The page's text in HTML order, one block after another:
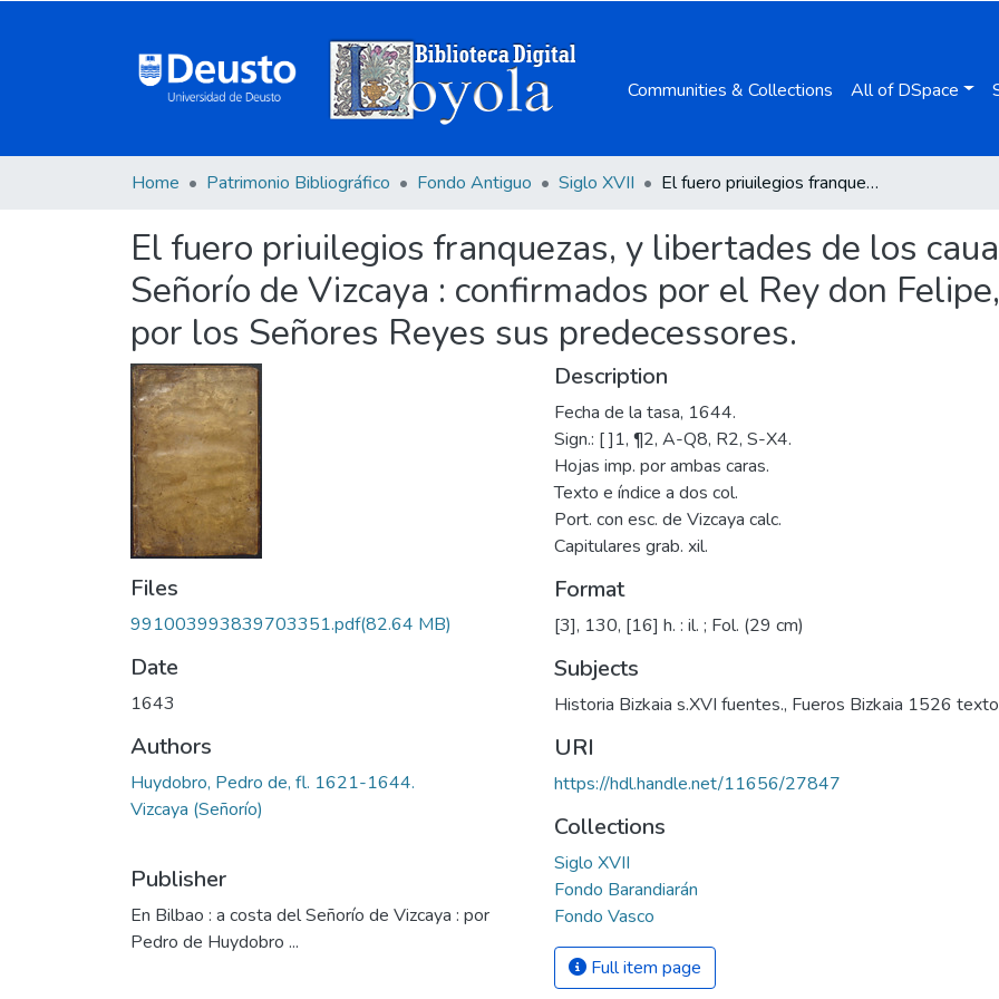
Communities & Collections All of DSpace
Home Patrimonio Bibliográfico Fondo Antiguo Siglo XVII El fuero priuilegios franquezas, y libertades de los caualleros hijos dalgo del Señorío de Vizcaya : confirmados por el Rey don Felipe, IIII, nuestro Señor y por los Señores Reyes sus predecessores.
El fuero priuilegios franquezas, y libertades de los
Señorío de Vizcaya : confirmados por el Rey don
por los Señores Reyes sus predecessores.
Files
991003993839703351.pdf(82.64 MB)
Date
1643
Authors
Huydobro, Pedro de, fl. 1621-1644.
Vizcaya (Señorío)
Publisher
En Bilbao : a costa del Señorío de Vizcaya : por
Pedro de Huydobro ...
Description
Fecha de la tasa, 1644.
Sign.: [ ]1, ¶2, A-Q8, R2, S-X4.
Hojas imp. por ambas caras.
Texto e índice a dos col.
Port. con esc. de Vizcaya calc.
Capitulares grab. xil.
Format
[3], 130, [16] h. : il. ; Fol. (29 cm)
Subjects
Historia Bizkaia s.XVI fuentes., Fueros Bizkaia 1526
URI
https://hdl.handle.net/11656/27847
Collections
Siglo XVII
Fondo Barandiarán
Fondo Vasco
Full item page